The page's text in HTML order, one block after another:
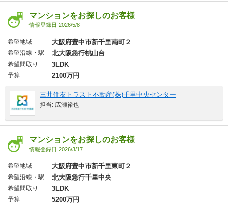
マンションをお探しのお客様
情報登録日 2026/5/8
希望地域 大阪府豊中市新千里南町２
希望沿線・駅 北大阪急行桃山台
希望間取り 3LDK
予算 2100万円
三井住友トラスト不動産(株)千里中央センター
担当: 広瀬裕也
マンションをお探しのお客様
情報登録日 2026/3/17
希望地域 大阪府豊中市新千里東町２
希望沿線・駅 北大阪急行千里中央
希望間取り 3LDK
予算 5200万円